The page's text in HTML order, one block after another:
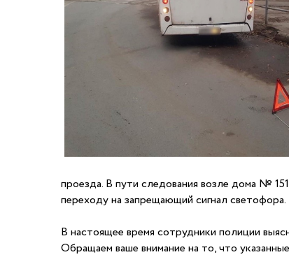
проезда. В пути следования возле дома №
переходу на запрещающий сигнал
В настоящее время сотрудники полиции
Обращаем ваше внимание на то, что